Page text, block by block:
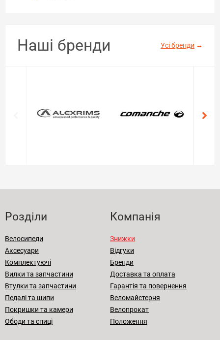
Наші бренди Усі бренди →
Розділи
Велосипеди
Аксесуари
Комплектуючі
Вилки та запчастини
Втулки та запчастини
Педалі та шипи
Покришки та камери
Ободи та спиці
Компанія
Знижки
Відгуки
Бренди
Доставка та оплата
Гарантія та повернення
Веломайстерня
Велопрокат
Положення